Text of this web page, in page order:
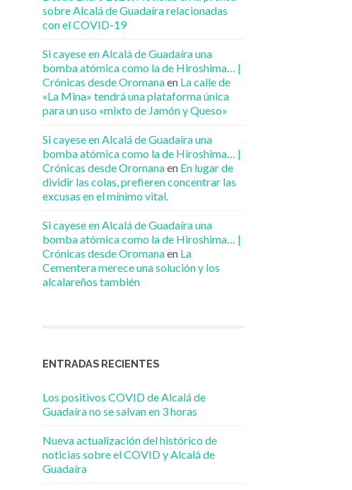
sobre Alcalá de Guadaíra relacionadas
con el COVID-19
Si cayese en Alcalá de Guadaíra una
bomba atómica como la de Hiroshima… |
Crónicas desde Oromanaen La calle de
«La Mina» tendrá una plataforma única
para un uso «mixto de Jamón y Queso»
Si cayese en Alcalá de Guadaíra una
bomba atómica como la de Hiroshima… |
Crónicas desde Oromanaen En lugar de
dividir las colas, prefieren concentrar las
excusas en el mínimo vital.
Si cayese en Alcalá de Guadaíra una
bomba atómica como la de Hiroshima… |
Crónicas desde Oromanaen La
Cementera merece una solución y los
alcalareños también
ENTRADAS RECIENTES
Los positivos COVID de Alcalá de
Guadaíra no se salvan en 3 horas
Nueva actualización del histórico de
noticias sobre el COVID y Alcalá de
Guadaíra